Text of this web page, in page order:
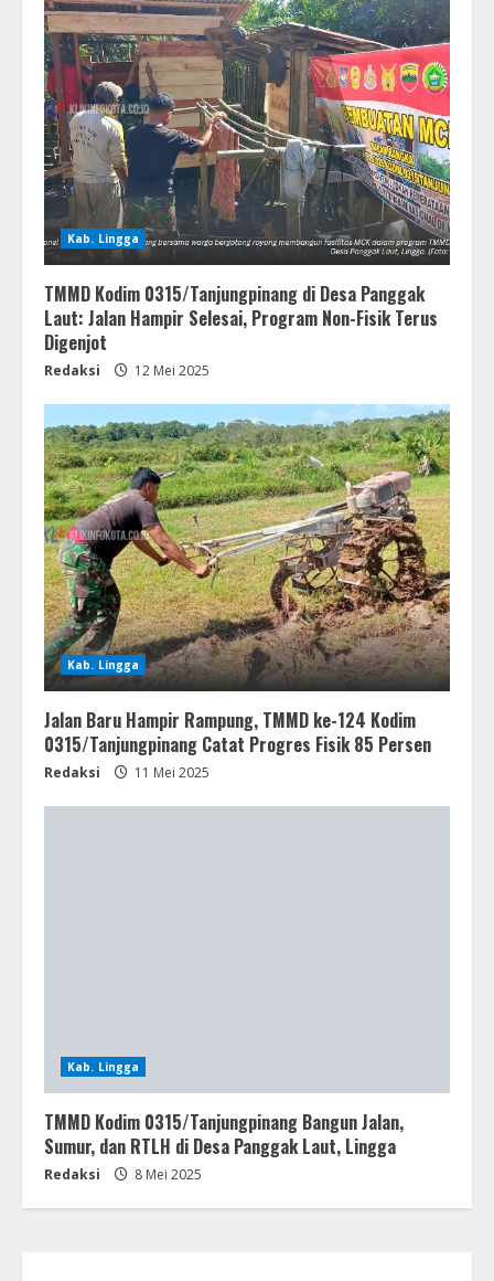
Kab. Lingga
TMMD Kodim 0315/Tanjungpinang di Desa Panggak
Laut: Jalan Hampir Selesai, Program Non-Fisik Terus
Digenjot
Redaksi 12 Mei 2025
Kab. Lingga
Jalan Baru Hampir Rampung, TMMD ke-124 Kodim
0315/Tanjungpinang Catat Progres Fisik 85 Persen
Redaksi 11 Mei 2025
Kab. Lingga
TMMD Kodim 0315/Tanjungpinang Bangun Jalan,
Sumur, dan RTLH di Desa Panggak Laut, Lingga
Redaksi 8 Mei 2025